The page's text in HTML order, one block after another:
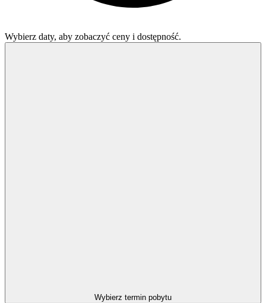
Wybierz daty, aby zobaczyć ceny i dostępność.
Wybierz termin pobytu